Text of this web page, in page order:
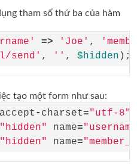
tham số thứ ba của hàm
=> 'Joe' ,
send' , '' , $hidden
tạo một form như sau:
- charset="utf-8"
"hidden" name=
"hidden" name=